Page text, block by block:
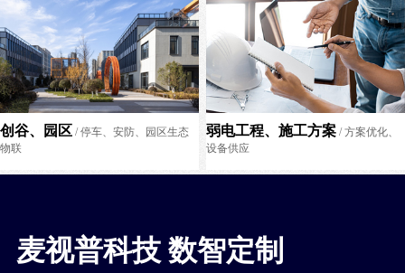
创谷、园区 / 停车、安防、园区生态
物联
弱电工程、施工方案 / 方案优化、
设备供应
麦视普科技 数智定制